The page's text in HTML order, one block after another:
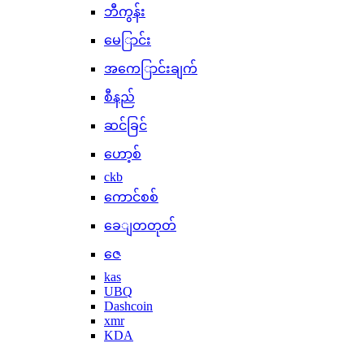
ဘီကွန်း
မေြာင်း
အကေြာင်းချက်
စီနည်
ဆင်ခြင်
ဟော့စ်
ckb
ကောင်စစ်
ခေျတတုတ်
ဇေ
kas
UBQ
Dashcoin
xmr
KDA